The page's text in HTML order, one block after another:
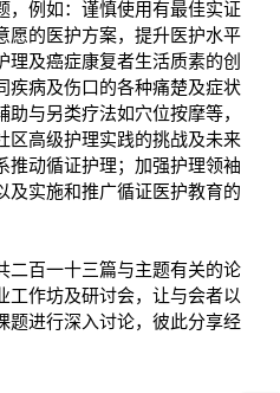
，例如：谨慎使用有最佳实证
愿的医护方案，提升医护水平
理及癌症康复者生活质素的创
疾病及伤口的各种痛楚及症状
与另类疗法如穴位按摩等，
区高级护理实践的挑战及未来
推动循证护理；加强护理领袖
及实施和推广循证医护教育的
二百一十三篇与主题有关的论
工作坊及研讨会，让与会者以
题进行深入讨论，彼此分享经